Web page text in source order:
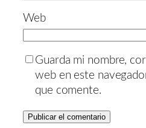
Web
Guarda mi nombre,
web en este
que comente.